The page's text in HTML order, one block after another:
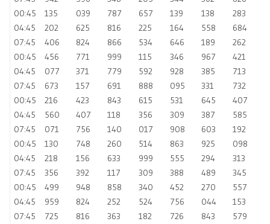
00:45
135 039 787 657 139 138
283
04:45
202 625 816 225 164 558
684
07:45
406 824 866 534 646 189
262
00:45
456 771 999 115 346 967
421
04:45
077 371 779 592 928 385
713
07:45
673 157 691 888 095 331
732
00:45
216 423 843 615 531 645
407
04:45
560 407 118 356 309 387
585
07:45
071 756 140 017 908 603
192
00:45
130 748 260 514 863 925
098
04:45
218 156 633 999 555 294
313
07:45
356 392 117 309 388 489
345
00:45
499 948 858 340 452 270
557
04:45
959 824 252 524 756 044
153
07:45
725 816 363 182 726 843
579